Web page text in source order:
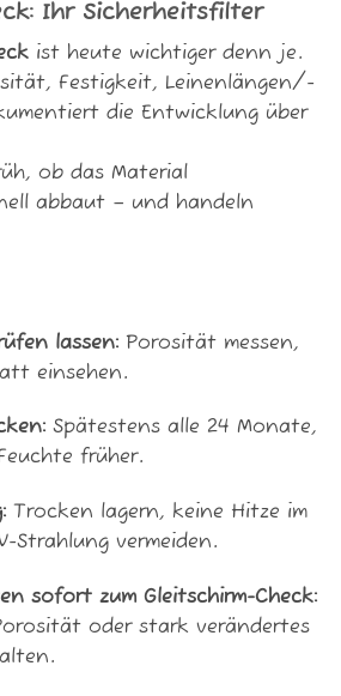
Ihr Sicherheitsfilter
ist heute wichtiger denn je.
Festigkeit, Leinenlängen/-
die Entwicklung über
ob das Material
abbaut – und handeln
lassen:Porosität messen,
einsehen.
Spätestens alle 24 Monate,
früher.
Trocken lagern, keine Hitze im
Strahlung vermeiden.
sofort zum Gleitschirm-Check:
oder stark verändertes